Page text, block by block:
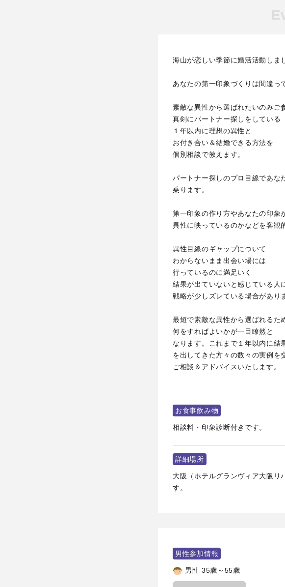
海山が恋しい季節に婚活活動しま
あなたの第一印象づくりは間違っ
素敵な異性から選ばれたいのみご
真剣にパートナー探しをしている
１年以内に理想の異性と
お付き合い＆結婚できる方法を
個別相談で教えます。
パートナー探しのプロ目線であな
乗ります。
第一印象の作り方やあなたの印象
異性に映っているのかなどを客観
異性目線のギャップについて
わからないまま出会い場には
行っているのに満足いく
結果が出ていないと感じている人
戦略が少しズレている場合があり
最短で素敵な異性から選ばれるた
何をすればよいかが一目瞭然と
なります。これまで１年以内に結
を出してきた方々の数々の実例を
ご相談＆アドバイスいたします。
お食事飲み物
相談料・印象診断付きです。
詳細場所
大阪（ホテルグランヴィア大阪リ
す。
男性参加情報
男性 35歳～55歳